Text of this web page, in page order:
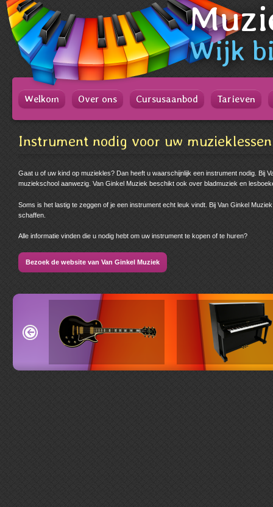
Spring
naar
Spring
naar
de
inhoud
Spring
naar
hoofdmenu
Wijk
Instrument nodig voor uw
Gaat u of uw kind op muziekles? Dan heeft u waarschijnlijk een instrument nodig. Bij
muziekschool aanwezig. Van Ginkel Muziek beschikt ook over bladmuziek en
Soms is het lastig te zeggen of je een instrument echt leuk vindt. Bij Van Ginkel
schaffen.
Alle informatie vinden die u nodig hebt om uw instrument te kopen of te huren?
Bezoek de website van Van Ginkel Muziek
Welkom Over ons Cursusaanbod Tarieven